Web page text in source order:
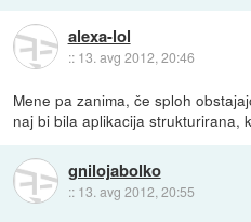
alexa-lol
:: 13. avg 2012, 20:46
Mene pa zanima, če sploh
naj bi bila aplikacija strukturirana,
gnilojabolko
:: 13. avg 2012, 20:55